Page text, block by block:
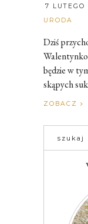
7 LUTEGO
URODA
Dziś
będzie w
skąpych
ZOBACZ